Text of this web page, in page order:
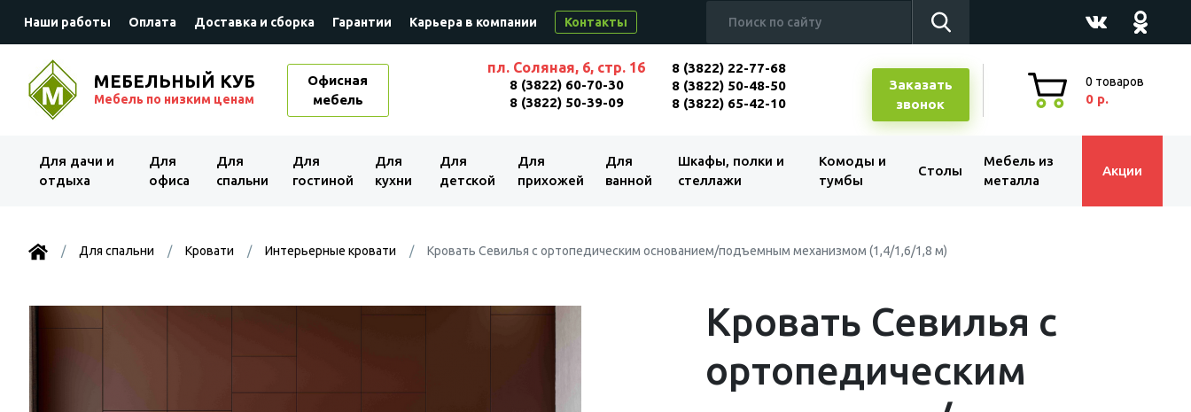
Наши работы Оплата Доставка и сборка Гарантии Карьера в компании Контакты
МЕБЕЛЬНЫЙ КУБ
Мебель по низким ценам
Офисная
мебель
пл. Соляная, 6, стр. 16
8 (3822) 60-70-30
8 (3822) 50-39-09
8 (3822) 22-77-68
8 (3822) 50-48-50
8 (3822) 65-42-10
Заказать
звонок
0 товаров
0 р.
Для дачи и
отдыха
Для
офиса
Для
спальни
Для
гостиной
Для
кухни
Для
детской
Для
прихожей
Для
ванной
Шкафы, полки и
стеллажи
Комоды и
тумбы
Столы
Мебель из
металла
Акции
Для спальни Кровати Интерьерные кровати Кровать Севилья с ортопедическим основанием/подъемным механизмом (1,4/1,6/1,8 м)
Кровать Севилья с
ортопедическим